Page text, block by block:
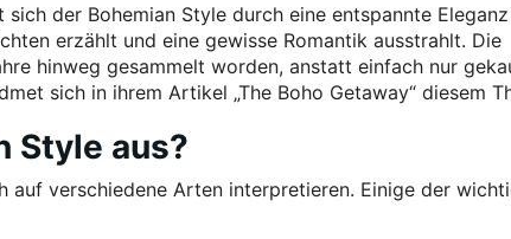
der Bohemian Style durch eine entspannte
erzählt und eine gewisse Romantik ausstrahlt. Die
hinweg gesammelt worden, anstatt einfach nur
sich in ihrem Artikel „The Boho Getaway“ diesem
Style aus?
auf verschiedene Arten interpretieren. Einige der